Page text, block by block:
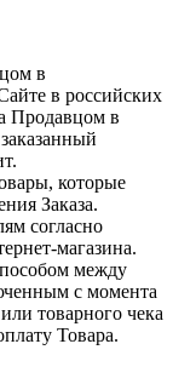
в
в российских
Продавцом в
которые
Заказа.
согласно
магазина.
между
с момента
товарного чека
Товара.